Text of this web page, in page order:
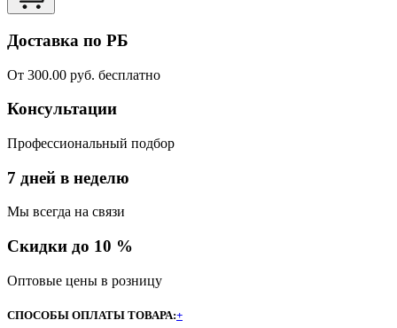
Доставка по РБ
От 300.00 руб. бесплатно
Консультации
Профессиональный подбор
7 дней в неделю
Мы всегда на связи
Скидки до 10 %
Оптовые цены в розницу
СПОСОБЫ ОПЛАТЫ ТОВАРА:+